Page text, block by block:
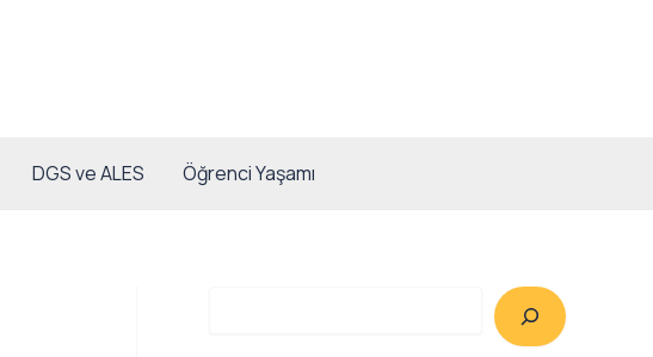
DGS ve ALES Öğrenci Yaşamı